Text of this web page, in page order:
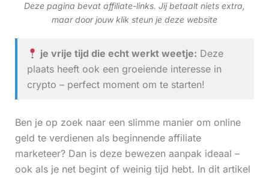
Deze pagina bevat affiliate-links. Jij betaalt niets extra,
maar door jouw klik steun je deze website
je vrije tijd die echt werkt weetje: Deze
plaats heeft ook een groeiende interesse in
crypto – perfect moment om te starten!
Ben je op zoek naar een slimme manier om online
geld te verdienen als beginnende affiliate
marketeer? Dan is deze bewezen aanpak ideaal –
ook als je net begint of weinig tijd hebt. In dit artikel